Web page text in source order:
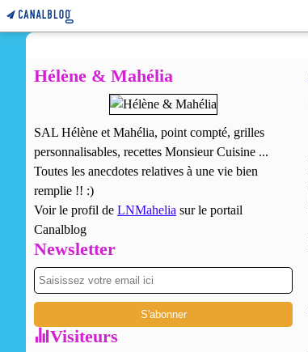
Hélène & Mahélia
SAL Hélène et Mahélia, point compté, grilles
personnalisables, recettes Monsieur Cuisine ...
Toutes les anecdotes relatives à une vie bien
remplie !! :)
Voir le profil de LNMahelia sur le portail
Canalblog
Newsletter
Visiteurs